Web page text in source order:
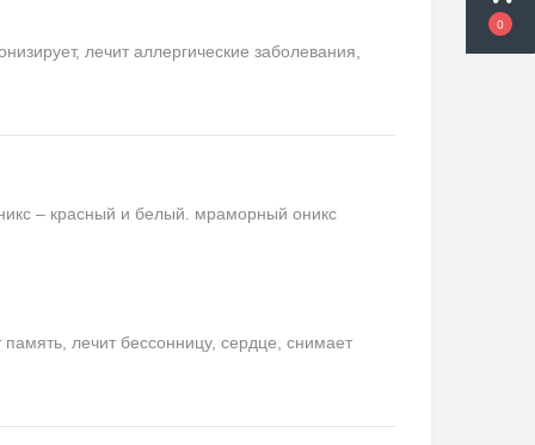
0
лечит аллергические заболевания,
– красный и белый. мраморный оникс
лечит бессонницу, сердце, снимает